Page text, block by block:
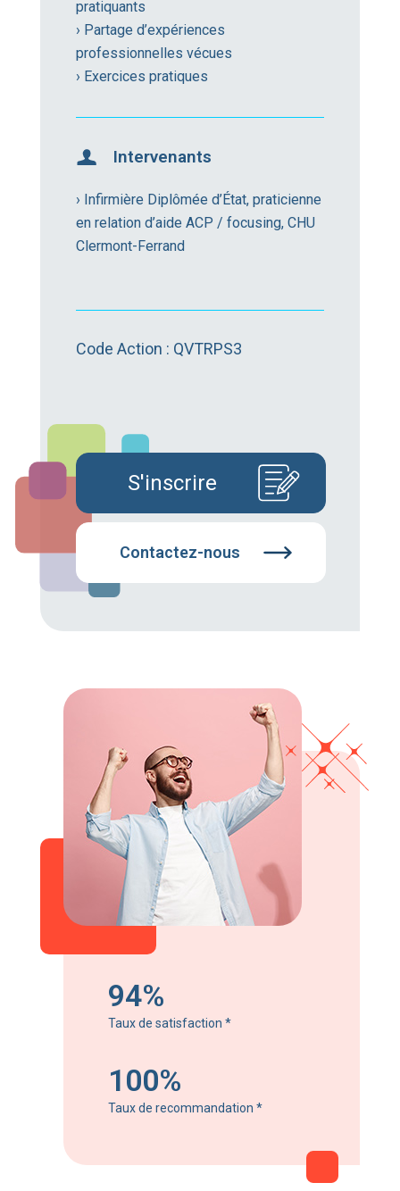
pratiquants
› Partage d’expériences
professionnelles vécues
› Exercices pratiques
Intervenants
› Infirmière Diplômée d’État, praticienne
en relation d’aide ACP / focusing, CHU
Clermont-Ferrand
Code Action : QVTRPS3
S'inscrire
Contactez-nous
94%
Taux de satisfaction *
100%
Taux de recommandation *